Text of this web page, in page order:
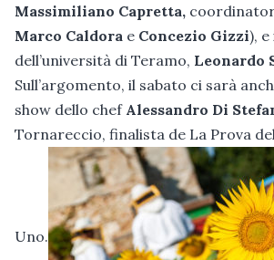
Massimiliano Capretta,
Marco Caldora e Concezio Gizzi),
dell’università di Teramo, Leonardo
Sull’argomento, il sabato ci sarà
show dello chef Alessandro Di
Tornareccio, finalista de La Prova
Uno.